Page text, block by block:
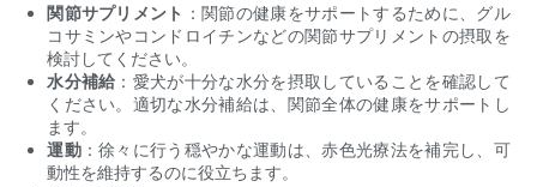
関節サプリメント ：関節の健康をサポートするために、グル
コサミンやコンドロイチンなどの関節サプリメントの摂取を
検討してください。
水分補給 ：愛犬が十分な水分を摂取していることを確認して
ください。適切な水分補給は、関節全体の健康をサポートし
ます。
運動：徐々に行う穏やかな運動は、赤色光療法を補完し、可
動性を維持するのに役立ちます。